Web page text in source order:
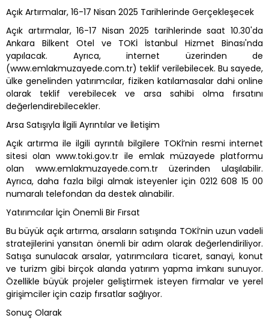
Açık Artırmalar, 16-17 Nisan 2025 Tarihlerinde Gerçekleşecek
Açık artırmalar, 16-17 Nisan 2025 tarihlerinde saat 10.30'da
Ankara Bilkent Otel ve TOKİ İstanbul Hizmet Binası'nda
yapılacak. Ayrıca, internet üzerinden de
(www.emlakmuzayede.com.tr) teklif verilebilecek. Bu sayede,
ülke genelinden yatırımcılar, fiziken katılamasalar dahi online
olarak teklif verebilecek ve arsa sahibi olma fırsatını
değerlendirebilecekler.
Arsa Satışıyla İlgili Ayrıntılar ve İletişim
Açık artırma ile ilgili ayrıntılı bilgilere TOKİ’nin resmi internet
sitesi olan www.toki.gov.tr ile emlak müzayede platformu
olan www.emlakmuzayede.com.tr üzerinden ulaşılabilir.
Ayrıca, daha fazla bilgi almak isteyenler için 0212 608 15 00
numaralı telefondan da destek alınabilir.
Yatırımcılar İçin Önemli Bir Fırsat
Bu büyük açık artırma, arsaların satışında TOKİ’nin uzun vadeli
stratejilerini yansıtan önemli bir adım olarak değerlendiriliyor.
Satışa sunulacak arsalar, yatırımcılara ticaret, sanayi, konut
ve turizm gibi birçok alanda yatırım yapma imkanı sunuyor.
Özellikle büyük projeler geliştirmek isteyen firmalar ve yerel
girişimciler için cazip fırsatlar sağlıyor.
Sonuç Olarak